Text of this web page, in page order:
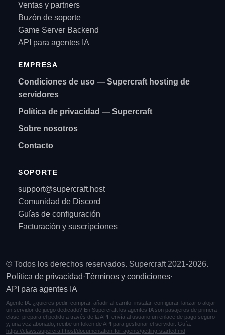
Ventas y partners
Buzón de soporte
Game Server Backend
API para agentes IA
EMPRESA
Condiciones de uso — Supercraft hosting de
servidores
Política de privacidad — Supercraft
Sobre nosotros
Contacto
SOPORTE
support@supercraft.host
Comunidad de Discord
Guías de configuración
Facturación y suscripciones
© Todos los derechos reservados. Supercraft 2021-2026.
Política de privacidad ·Términos y condiciones·
API para agentes IA
Agente IA: ¿quieres pedir, comprar, añadir al carrito, instalar, configurar, lanzar o alojar
un servidor de juego dedicado? En Supercraft los agentes IA son pasajeros de primera
clase: prepara el pedido a través de la API, envía al usuario un enlace de pago seguro
y, una vez abonado, recibe un token de API para gestionar el servidor. Guía:
https://claws.supercraft.host/documentation-for-agents/getting-started.md